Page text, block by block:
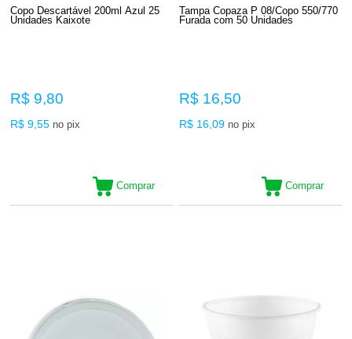
Copo Descartável 200ml Azul 25
Unidades Kaixote
R$ 9,80
R$ 9,55 no pix
Comprar
Tampa Copaza P 08/Copo 550/770
Furada com 50 Unidades
R$ 16,50
R$ 16,09 no pix
Comprar